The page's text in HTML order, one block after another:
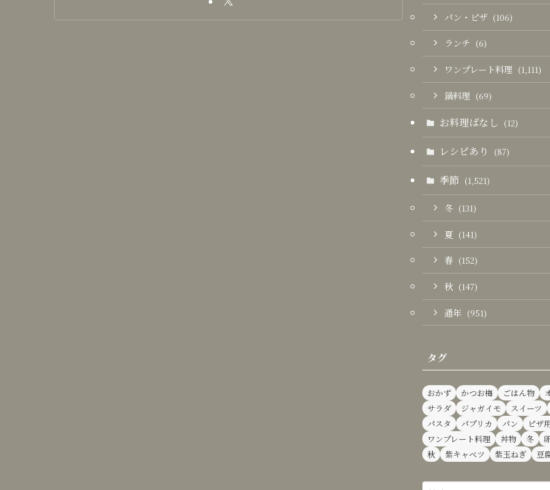
パン・ピザ (106)
ランチ (6)
ワンプレート料理 (1,111)
鍋料理 (69)
お料理ばなし (12)
レシピあり (87)
季節 (1,521)
冬 (131)
夏 (141)
春 (152)
秋 (147)
通年 (951)
タグ
おかず かつお梅 ごはん物
サラダ
ジャガイモ
スイーツ
パスタ
パプリカ パン
ピザ
ワンプレート料理
丼物 冬
秋
紫キャベツ 紫玉ねぎ 豆